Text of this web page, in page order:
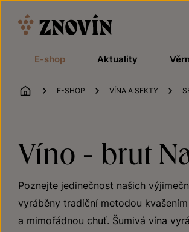
E-shop Aktuality
ÚVOD
E-SHOP VÍNA A SEKTY
Víno - brut
Poznejte jedinečnost našich
vyráběny tradiční metodou
a mimořádnou chuť. Šumivá vína